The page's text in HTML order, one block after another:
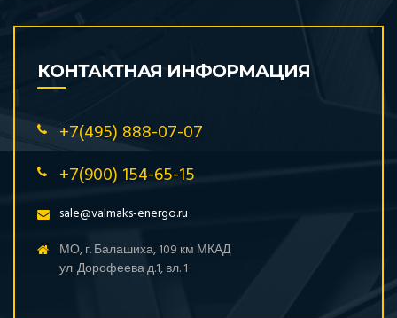
КОНТАКТНАЯ ИНФОРМАЦИЯ
+7(495) 888-07-07
+7(900) 154-65-15
sale@valmaks-energo.ru
МО, г. Балашиха, 109 км МКАД
ул. Дорофеева д.1, вл. 1